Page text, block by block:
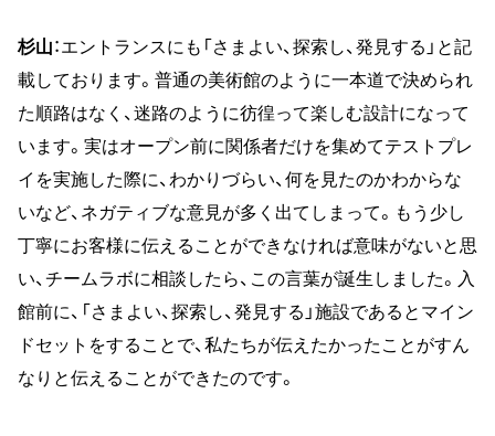
杉山：エントランスにも「さまよい、探索し、発見する」と記
載しております。普通の美術館のように一本道で決められ
た順路はなく、迷路のように彷徨って楽しむ設計になって
います。実はオープン前に関係者だけを集めてテストプレ
イを実施した際に、わかりづらい、何を見たのかわからな
いなど、ネガティブな意見が多く出てしまって。もう少し
丁寧にお客様に伝えることができなければ意味がないと思
い、チームラボに相談したら、この言葉が誕生しました。入
館前に、「さまよい、探索し、発見する」施設であるとマイン
ドセットをすることで、私たちが伝えたかったことがすん
なりと伝えることができたのです。